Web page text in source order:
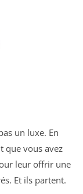
un luxe. En
que vous avez
leur offrir une
Et ils partent.